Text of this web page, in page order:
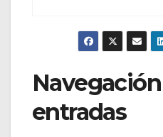
entradas